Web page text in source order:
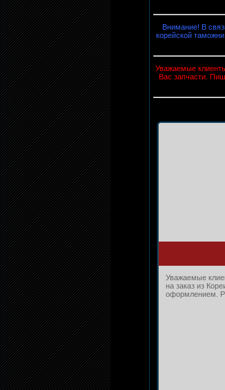
Внимание! В
корейской
Уважаемые
Вас запчасти.
Уважаемые
на заказ из
оформлением.